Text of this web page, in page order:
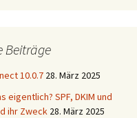
Beiträge
10.0.7 28. März 2025
eigentlich? SPF, DKIM und
ihr Zweck 28. März 2025